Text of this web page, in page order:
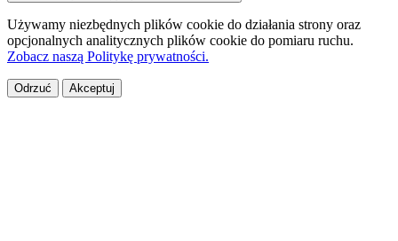
Używamy niezbędnych plików cookie do działania strony oraz
opcjonalnych analitycznych plików cookie do pomiaru ruchu.
Zobacz naszą Politykę prywatności.
Odrzuć Akceptuj